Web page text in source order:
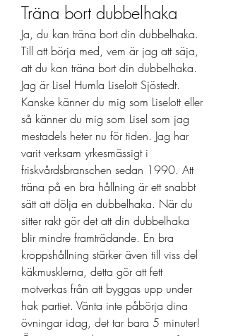
Träna bort dubbelhaka
Ja, du kan träna bort din dubbelhaka.
Till att börja med, vem är jag att säja,
att du kan träna bort din dubbelhaka.
Jag är Lisel Humla Liselott Sjöstedt.
Kanske känner du mig som Liselott eller
så känner du mig som Lisel som jag
mestadels heter nu för tiden. Jag har
varit verksam yrkesmässigt i
friskvårdsbranschen sedan 1990. Att
träna på en bra hållning är ett snabbt
sätt att dölja en dubbelhaka. När du
sitter rakt gör det att din dubbelhaka
blir mindre framträdande. En bra
kroppshållning stärker även till viss del
käkmusklerna, detta gör att fett
motverkas från att byggas upp under
hak partiet. Vänta inte påbörja dina
övningar idag, det tar bara 5 minuter!